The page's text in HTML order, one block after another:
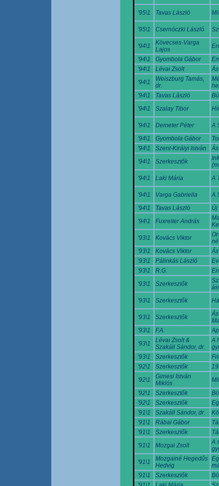
'95\1 Tavas László
'95\1 Csernóczki László
'94\1
Kövecses-Varga
Lajos
'94\1
Gyombola Gábor
'94\1
Lévai Zsolt
'94\1
Weiszburg Tamás,
dr.
'94\1
Tavas László
'94\1
Szalay Tibor
'94\1 Demeter Péter
A
'94\1
Gyombola Gábor
'94\1
Szent-Királyi István
'94\1
Szerkesztők
'94\1
Laki Mária A
'94\1 Varga Gabriella
A
'94\1
Tavas László
Új
'94\1
Fuxreiter András
'93\1
Kovács Viktor
'93\1
Kovács Viktor
'93\1
Pálinkás László
'93\1
R.G.
'93\1
Szerkesztők
'93\1
Szerkesztők
'93\1 Szerkesztők
'93\1
F.A.
'93\1
Lévai Zsolt &
Szakáll Sándor, dr.
A
'93\1
Szerkesztők
'92\1
Szerkesztők
'92\1
Gimesi István
Miklós
'92\1
Szerkesztők
'92\1
Szerkesztők
'91\1
Szakáll Sándor, dr.
'91\1
Rábai Gábor
'91\1
Szerkesztők
'91\1
Mozgai Zsolt
A
'91\1
Mozgainé Hegedűs
Hedvig
'91\1
Szerkesztők